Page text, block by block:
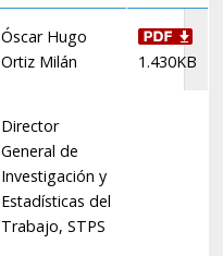
Óscar Hugo
Ortiz Milán
1.430KB
Director
General de
Investigación y
Estadísticas del
Trabajo, STPS